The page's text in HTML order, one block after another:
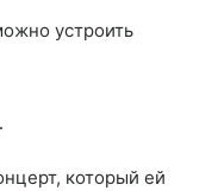
устроить
который ей